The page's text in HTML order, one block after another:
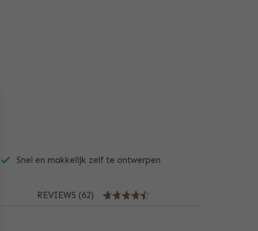
Snel en makkelijk zelf te ontwerpen
REVIEWS (62)